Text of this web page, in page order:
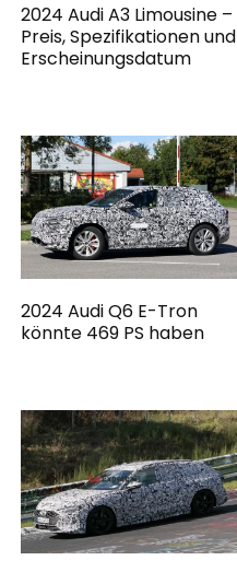
2024 Audi A3 Limousine –
Preis, Spezifikationen und
Erscheinungsdatum
2024 Audi Q6 E-Tron
könnte 469 PS haben